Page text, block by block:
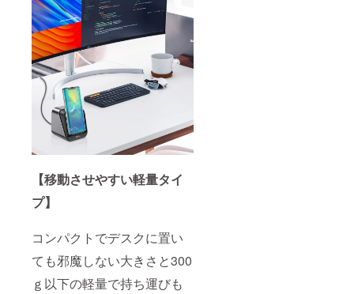
【移動させやすい軽量タイ
プ】
コンパクトでデスクに置い
ても邪魔しない大きさと300
ｇ以下の軽量で持ち運びも